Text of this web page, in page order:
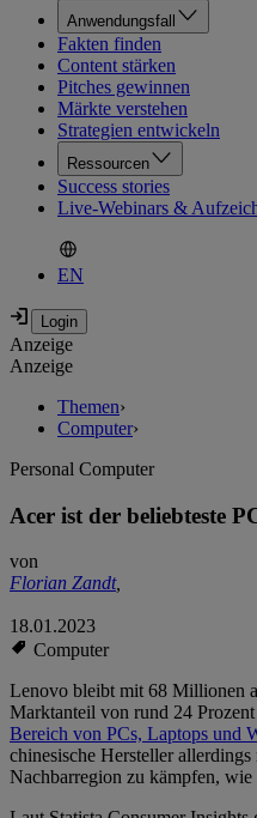
Anwendungsfall
Fakten finden
Content stärken
Pitches gewinnen
Märkte verstehen
Strategien entwickeln
Ressourcen
Success stories
Live-Webinars &
EN
Anzeige
Anzeige
Themen›
Computer›
Personal Computer
Acer ist der beliebteste
von
Florian Zandt,
18.01.2023
Computer
Lenovo bleibt mit 68 Millionen
Marktanteil von rund 24
Bereich von PCs, Laptops und
chinesische Hersteller
Nachbarregion zu kämpfen,